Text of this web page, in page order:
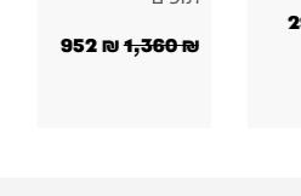
₪
2,300